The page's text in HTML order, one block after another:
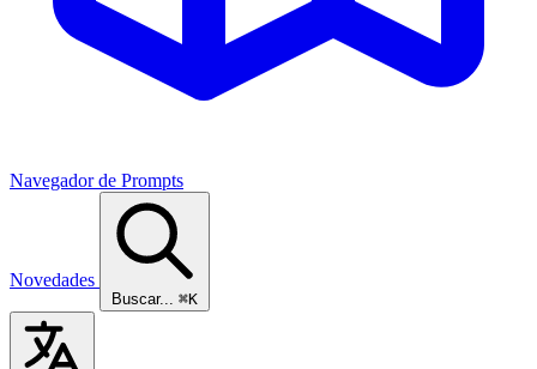
Navegador de Prompts
Novedades
Buscar... ⌘K